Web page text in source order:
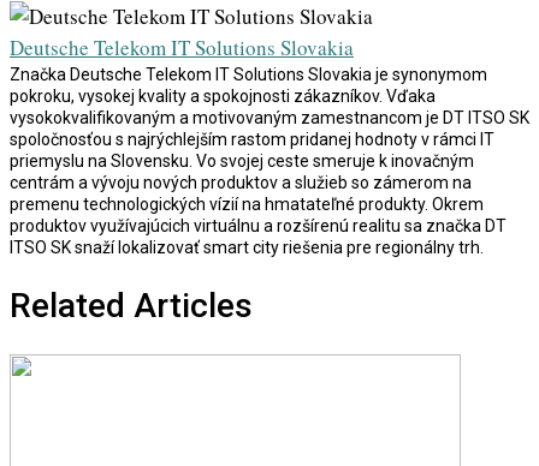
Deutsche Telekom IT Solutions Slovakia
Značka Deutsche Telekom IT Solutions Slovakia je synonymom
pokroku, vysokej kvality a spokojnosti zákazníkov. Vďaka
vysokokvalifikovaným a motivovaným zamestnancom je DT ITSO SK
spoločnosťou s najrýchlejším rastom pridanej hodnoty v rámci IT
priemyslu na Slovensku. Vo svojej ceste smeruje k inovačným
centrám a vývoju nových produktov a služieb so zámerom na
premenu technologických vízií na hmatateľné produkty. Okrem
produktov využívajúcich virtuálnu a rozšírenú realitu sa značka DT
ITSO SK snaží lokalizovať smart city riešenia pre regionálny trh.
Related Articles